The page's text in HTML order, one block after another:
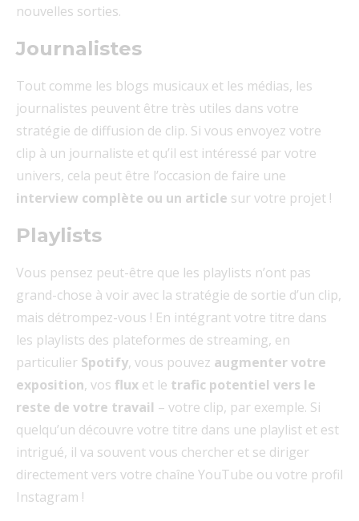
nouvelles sorties.
Journalistes
Tout comme les blogs musicaux et les médias, les
journalistes peuvent être très utiles dans votre
stratégie de diffusion de clip. Si vous envoyez votre
clip à un journaliste et qu’il est intéressé par votre
univers, cela peut être l’occasion de faire une
interview complète ou un article sur votre projet !
Playlists
Vous pensez peut-être que les playlists n’ont pas
grand-chose à voir avec la stratégie de sortie d’un clip,
mais détrompez-vous ! En intégrant votre titre dans
les playlists des plateformes de streaming, en
particulier Spotify, vous pouvez augmenter votre
exposition, vos flux et le trafic potentiel vers le
reste de votre travail – votre clip, par exemple. Si
quelqu’un découvre votre titre dans une playlist et est
intrigué, il va souvent vous chercher et se diriger
directement vers votre chaîne YouTube ou votre profil
Instagram !